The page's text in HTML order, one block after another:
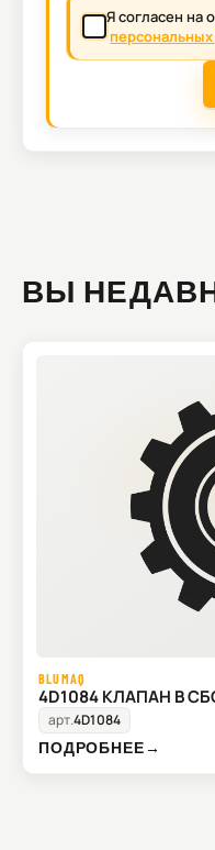
Я согласен на
ВЫ
BLUMAQ
4D1084 КЛАПАН В
арт.4D1084
ПОДРОБНЕЕ→